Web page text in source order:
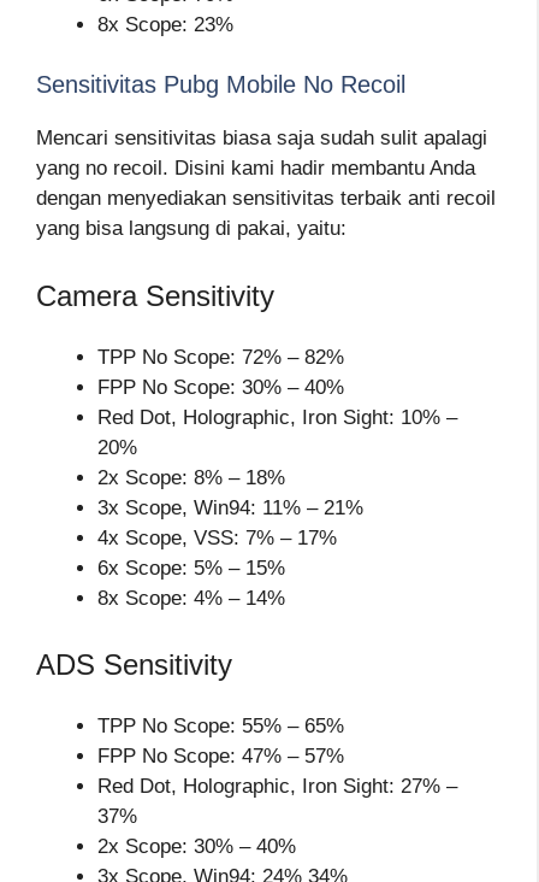
8x Scope: 23%
Sensitivitas Pubg Mobile No Recoil
Mencari sensitivitas biasa saja sudah sulit apalagi
yang no recoil. Disini kami hadir membantu Anda
dengan menyediakan sensitivitas terbaik anti recoil
yang bisa langsung di pakai, yaitu:
Camera Sensitivity
TPP No Scope: 72% – 82%
FPP No Scope: 30% – 40%
Red Dot, Holographic, Iron Sight: 10% –
20%
2x Scope: 8% – 18%
3x Scope, Win94: 11% – 21%
4x Scope, VSS: 7% – 17%
6x Scope: 5% – 15%
8x Scope: 4% – 14%
ADS Sensitivity
TPP No Scope: 55% – 65%
FPP No Scope: 47% – 57%
Red Dot, Holographic, Iron Sight: 27% –
37%
2x Scope: 30% – 40%
3x Scope, Win94: 24% 34%